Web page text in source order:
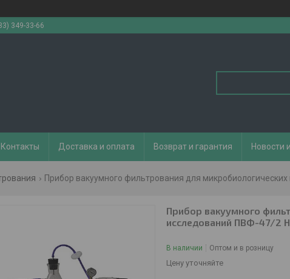
349-33-66
Контакты Доставка и оплата Возврат и гарантия Новости
Прибор вакуумного фильтрования для
Прибор вакуумного
исследований ПВФ-47/2
В наличии Оптом и в розницу
Цену уточняйте